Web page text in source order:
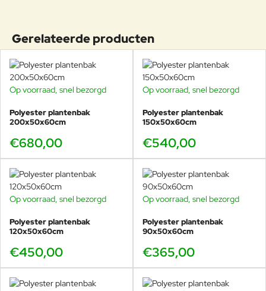
ook geen spoor achterblijven. Indien je kiest voor de RVS
uitlooppijpjes dienen deze zelf gemonteerd te worden, dit gaat
zeer eenvoudig door een gat te boren en het overlooppijpen
hierin te schuiven, waarna de bak gevuld kan worden.
LET OP! DIT PRODUCT KAN NIET GERETOURNEERD
WORDEN.
Gerelateerde producten
Op voorraad, snel bezorgd
Polyester plantenbak
200x50x60cm
€680,00
Op voorraad, snel bezorgd
Polyester plantenbak
150x50x60cm
€540,00
Op voorraad, snel bezorgd
Polyester plantenbak
120x50x60cm
€450,00
Op voorraad, snel bezorgd
Polyester plantenbak
90x50x60cm
€365,00